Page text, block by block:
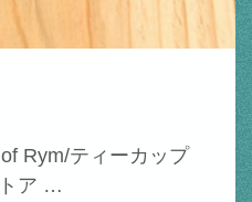
Rym/ティーカップ
ア …